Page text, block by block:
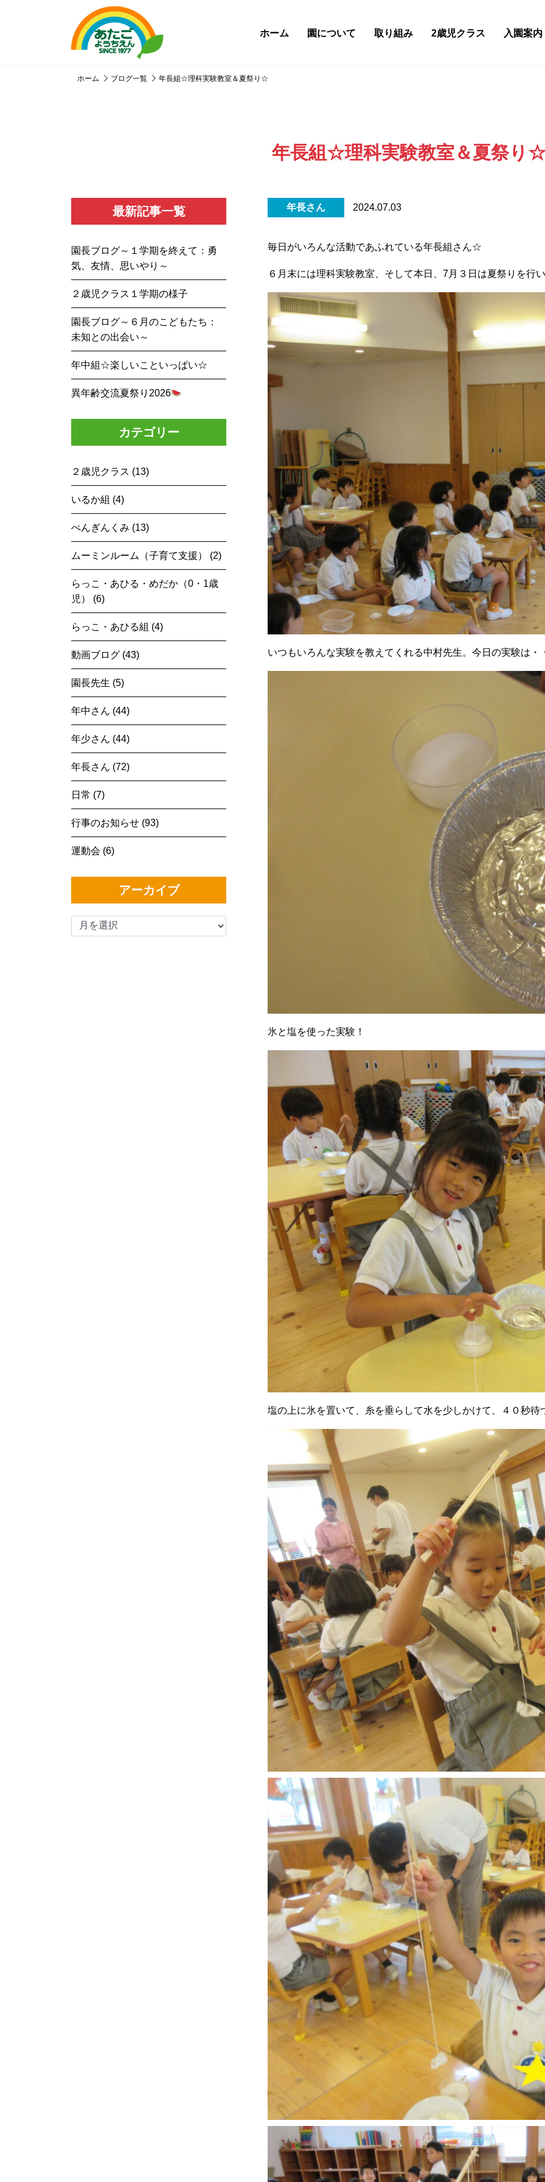
ホーム 園について 取り組み 2歳児クラス 入園案内
ホーム ブログ一覧 年長組☆理科実験教室＆夏祭り☆
年長組☆理科実験教室＆夏祭り
最新記事一覧
園長ブログ～１学期を終えて：勇
気、友情、思いやり～
２歳児クラス１学期の様子
園長ブログ～６月のこどもたち：
未知との出会い～
年中組☆楽しいこといっぱい☆
異年齢交流夏祭り2026
カテゴリー
２歳児クラス (13)
いるか組 (4)
ぺんぎんくみ (13)
ムーミンルーム（子育て支援） (2)
らっこ・あひる・めだか（0・1歳
児） (6)
らっこ・あひる組 (4)
動画ブログ (43)
園長先生 (5)
年中さん (44)
年少さん (44)
年長さん (72)
日常 (7)
行事のお知らせ (93)
運動会 (6)
アーカイブ
年長さん 2024.07.03
毎日がいろんな活動であふれている年長組さん☆
６月末には理科実験教室、そして本日、7月３日は夏祭りを行
いつもいろんな実験を教えてくれる中村先生。今日の実験は・
氷と塩を使った実験！
塩の上に氷を置いて、糸を垂らして水を少しかけて、４０秒待